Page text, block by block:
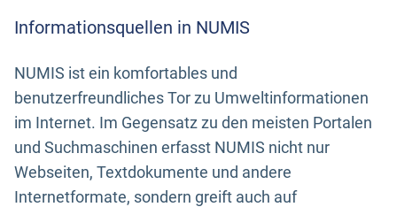
Informationsquellen in NUMIS
NUMIS ist ein komfortables und
benutzerfreundliches Tor zu Umweltinformationen
im Internet. Im Gegensatz zu den meisten Portalen
und Suchmaschinen erfasst NUMIS nicht nur
Webseiten, Textdokumente und andere
Internetformate, sondern greift auch auf